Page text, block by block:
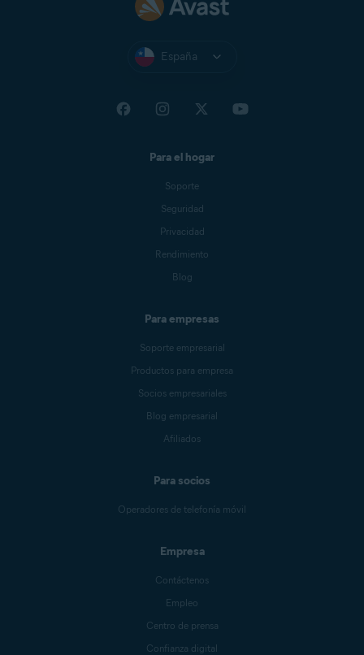
España
Para el hogar
Soporte
Seguridad
Privacidad
Rendimiento
Blog
Para empresas
Soporte empresarial
Productos para empresa
Socios empresariales
Blog empresarial
Afiliados
Para socios
Operadores de telefonía móvil
Empresa
Contáctenos
Empleo
Centro de prensa
Confianza digital